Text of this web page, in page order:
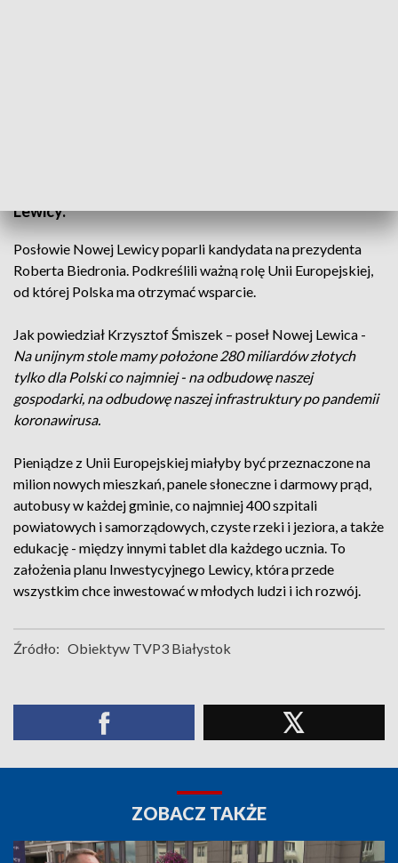
Lewicy.
Posłowie Nowej Lewicy poparli kandydata na prezydenta
Roberta Biedronia. Podkreślili ważną rolę Unii Europejskiej,
od której Polska ma otrzymać wsparcie.
Jak powiedział Krzysztof Śmiszek – poseł Nowej Lewica -
Na unijnym stole mamy położone 280 miliardów złotych
tylko dla Polski co najmniej - na odbudowę naszej
gospodarki, na odbudowę naszej infrastruktury po pandemii
koronawirusa.
Pieniądze z Unii Europejskiej miałyby być przeznaczone na
milion nowych mieszkań, panele słoneczne i darmowy prąd,
autobusy w każdej gminie, co najmniej 400 szpitali
powiatowych i samorządowych, czyste rzeki i jeziora, a także
edukację - między innymi tablet dla każdego ucznia. To
założenia planu Inwestycyjnego Lewicy, która przede
wszystkim chce inwestować w młodych ludzi i ich rozwój.
Źródło: Obiektyw TVP3 Białystok
ZOBACZ TAKŻE